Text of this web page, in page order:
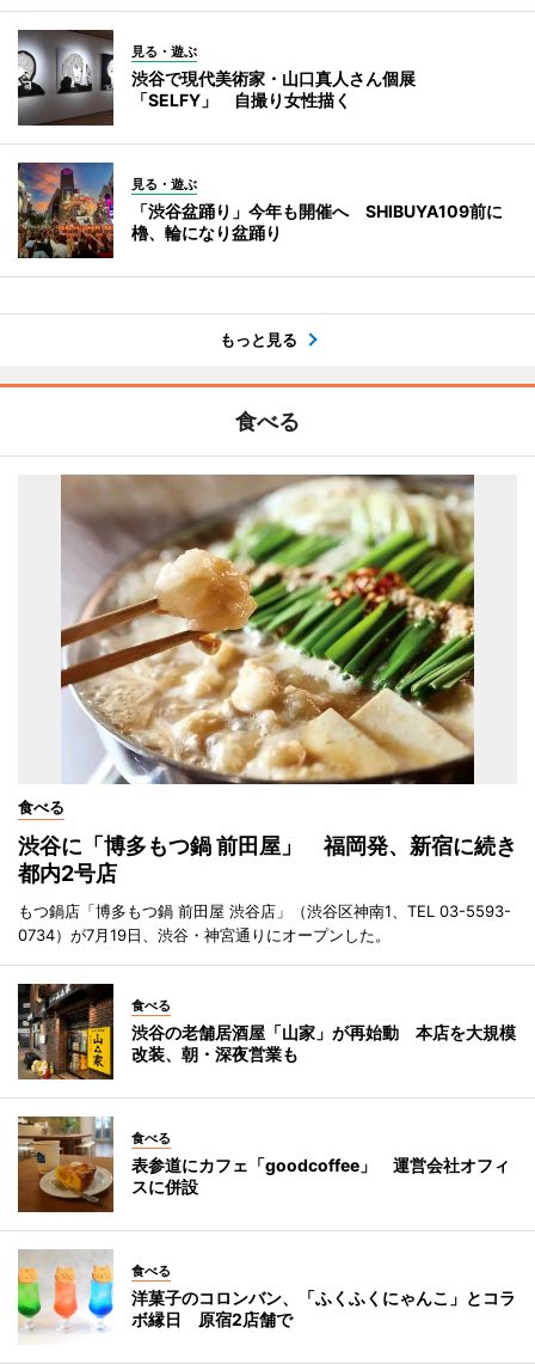
見る・遊ぶ
渋谷で現代美術家・山口真人さん個展
「SELFY」 自撮り女性描く
見る・遊ぶ
「渋谷盆踊り」今年も開催へ SHIBUYA109前に
櫓、輪になり盆踊り
もっと見る
食べる
食べる
渋谷に「博多もつ鍋 前田屋」 福岡発、新宿に続き
都内2号店
もつ鍋店「博多もつ鍋 前田屋 渋谷店」（渋谷区神南1、TEL 03-5593-
0734）が7月19日、渋谷・神宮通りにオープンした。
食べる
渋谷の老舗居酒屋「山家」が再始動 本店を大規模
改装、朝・深夜営業も
食べる
表参道にカフェ「goodcoffee」 運営会社オフィ
スに併設
食べる
洋菓子のコロンバン、「ふくふくにゃんこ」とコラ
ボ縁日 原宿2店舗で